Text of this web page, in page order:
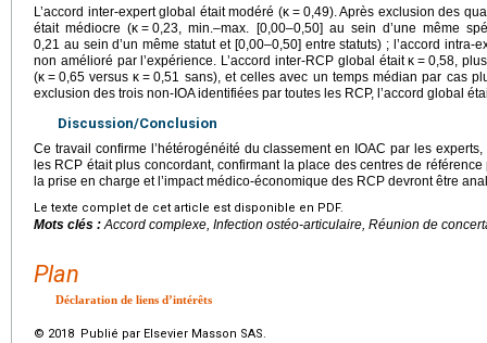
L’accord inter-expert global était modéré (κ = 0,49). Après exclusion des
était médiocre (κ = 0,23, min.–max. [0,00–0,50] au sein d’une même
0,21 au sein d’un même statut et [0,00–0,50] entre statuts) ; l’accord intra-
non amélioré par l’expérience. L’accord inter-RCP global était κ = 0,58,
(κ = 0,65 versus κ = 0,51 sans), et celles avec un temps médian par cas
exclusion des trois non-IOA identifiées par toutes les RCP, l’accord global
Discussion/Conclusion
Ce travail confirme l’hétérogénéité du classement en IOAC par les
les RCP était plus concordant, confirmant la place des centres de
la prise en charge et l’impact médico-économique des RCP devront être
Le texte complet de cet article est disponible en PDF.
Mots clés :Accord complexe, Infection ostéo-articulaire, Réunion de
Plan
Déclaration de liens d’intérêts
© 2018 Publié par Elsevier Masson SAS.